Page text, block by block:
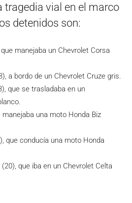
tragedia vial en el marco
detenidos son:
manejaba un Chevrolet Corsa
a bordo de un Chevrolet Cruze gris.
que se trasladaba en un
una moto Honda Biz
que conducía una moto Honda
que iba en un Chevrolet Celta